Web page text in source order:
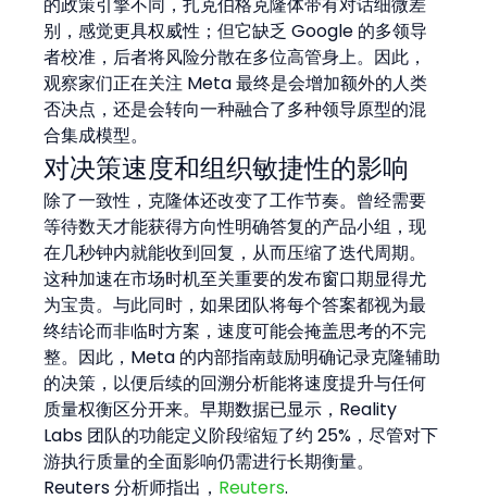
别，感觉更具权威性；但它缺乏 Google 的多领导
者校准，后者将风险分散在多位高管身上。因此，
观察家们正在关注 Meta 最终是会增加额外的人类
否决点，还是会转向一种融合了多种领导原型的混
合集成模型。
对决策速度和组织敏捷性的影响
除了一致性，克隆体还改变了工作节奏。曾经需要
等待数天才能获得方向性明确答复的产品小组，现
在几秒钟内就能收到回复，从而压缩了迭代周期。
这种加速在市场时机至关重要的发布窗口期显得尤
为宝贵。与此同时，如果团队将每个答案都视为最
终结论而非临时方案，速度可能会掩盖思考的不完
整。因此，Meta 的内部指南鼓励明确记录克隆辅助
的决策，以便后续的回溯分析能将速度提升与任何
质量权衡区分开来。早期数据已显示，Reality
Labs 团队的功能定义阶段缩短了约 25%，尽管对下
游执行质量的全面影响仍需进行长期衡量。
Reuters 分析师指出， Reuters.